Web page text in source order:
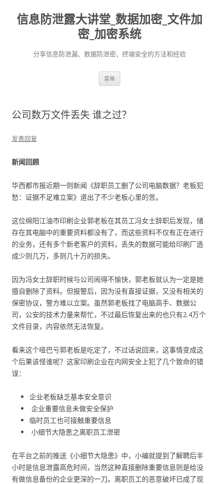
信息防泄露大讲堂_数据加密_文件加
密_加密系统
分享信息防泄漏、数据防泄密、终端安全的方法和经验
菜单
公司数万文件丢失 谁之过？
发表回复
新闻回顾
华西都市报近期一则新闻《辞职员工删了公司电脑数据？老板犯
愁：证据不足难立案》道出了不少老板心里的苦。
这位绵阳江油市印刷企业郭老板在其员工冯女士辞职后发现，储
存在其电脑中的重要资料都没有了，而这些资料不仅有正在进行
的业务，还有多个新老客户的资料，丢失的数据可能给印刷厂造
成少则几万，多则几十万的损失。
因为冯女士辞职时候与公司闹得不愉快，郭老板就认为一定是她
擅自删除了资料。但报警后，因为没有直接证据，又没有相关的
保密协议，警方难以立案。虽然郭老板找了电脑高手、数据公
司，公安的技术力量来帮忙，不过最后恢复出来的也只有2.4万个
文件目录，内容依然无法恢复。
看来这个哑巴亏郭老板是吃定了，不过话说回来，这事情变成这
个后果该怪谁呢？这家印刷企业在内网安全上犯了几个致命的错
误：
企业老板缺乏基本安全意识
企业重要信息未做安全保护
临时员工也可接触重要信息
小细节大隐患之离职员工泄密
在平台之前的推送《小细节大隐患》中，小编就提到了解聘后半
小时是信息泄露高危时间，当然这种直接删除重要信息则是给没
有做信息备份的企业更深的一刀。离职员工的恶意破坏已成了现